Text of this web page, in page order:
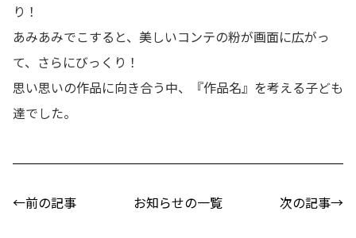
り！
あみあみでこすると、美しいコンテの粉が画面に広がっ
て、さらにびっくり！
思い思いの作品に向き合う中、『作品名』を考える子ども
達でした。
←前の記事 お知らせの一覧 次の記事→